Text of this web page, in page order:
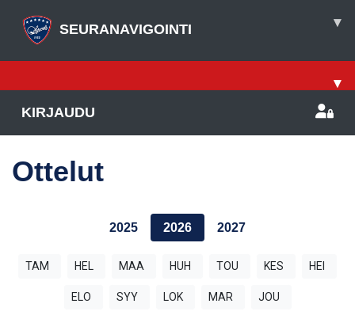
SEURANAVIGOINTI ▾
▾
KIRJAUDU
Ottelut
2025 2026 2027
TAM HEL MAA HUH TOU KES HEI
ELO SYY LOK MAR JOU